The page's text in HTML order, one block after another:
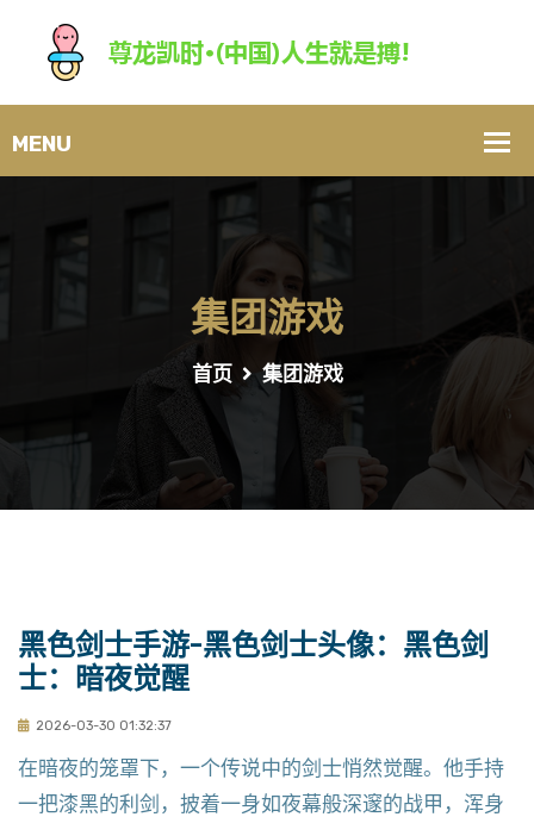
集团游戏
首页 集团游戏
黑色剑士手游-黑色剑士头像：黑色剑
士：暗夜觉醒
2026-03-30 01:32:37
在暗夜的笼罩下，一个传说中的剑士悄然觉醒。他手持
一把漆黑的利剑，披着一身如夜幕般深邃的战甲，浑身